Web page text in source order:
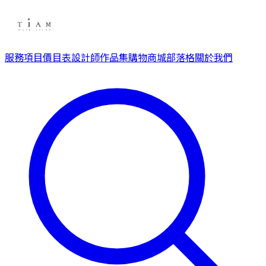
服務項目價目表設計師作品集購物商城部落格關於我們